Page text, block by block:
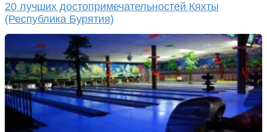
20 лучших достопримечательностей Кяхты
(Республика Бурятия)